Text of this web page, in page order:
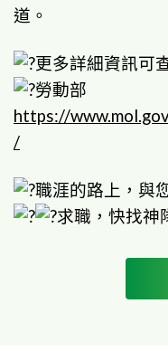
道。
更多詳細資訊可
勞動部
https://
/
職涯的路上，與
求職，快找神